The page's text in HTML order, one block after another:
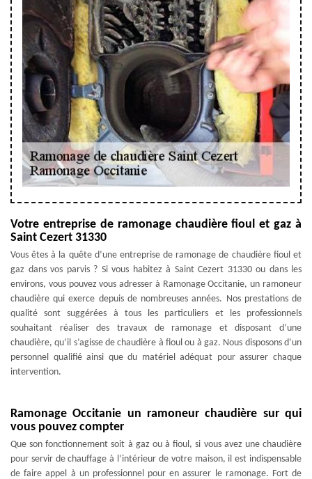
Votre entreprise de ramonage chaudière fioul et gaz à
Saint Cezert 31330
Vous êtes à la quête d’une entreprise de ramonage de chaudière fioul et
gaz dans vos parvis ? Si vous habitez à Saint Cezert 31330 ou dans les
environs, vous pouvez vous adresser à Ramonage Occitanie, un ramoneur
chaudière qui exerce depuis de nombreuses années. Nos prestations de
qualité sont suggérées à tous les particuliers et les professionnels
souhaitant réaliser des travaux de ramonage et disposant d’une
chaudière, qu’il s’agisse de chaudière à fioul ou à gaz. Nous disposons d’un
personnel qualifié ainsi que du matériel adéquat pour assurer chaque
intervention.
Ramonage Occitanie un ramoneur chaudière sur qui
vous pouvez compter
Que son fonctionnement soit à gaz ou à fioul, si vous avez une chaudière
pour servir de chauffage à l’intérieur de votre maison, il est indispensable
de faire appel à un professionnel pour en assurer le ramonage. Fort de